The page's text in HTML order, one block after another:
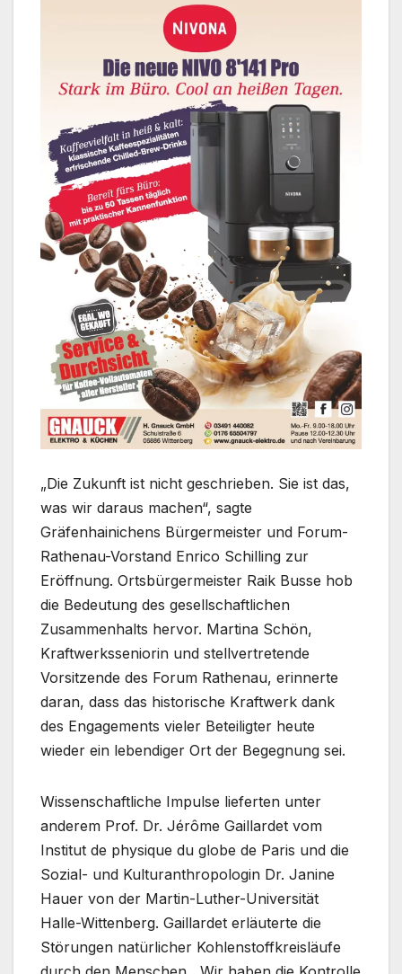
„Die Zukunft ist nicht geschrieben. Sie ist das,
was wir daraus machen“, sagte
Gräfenhainichens Bürgermeister und Forum-
Rathenau-Vorstand Enrico Schilling zur
Eröffnung. Ortsbürgermeister Raik Busse hob
die Bedeutung des gesellschaftlichen
Zusammenhalts hervor. Martina Schön,
Kraftwerksseniorin und stellvertretende
Vorsitzende des Forum Rathenau, erinnerte
daran, dass das historische Kraftwerk dank
des Engagements vieler Beteiligter heute
wieder ein lebendiger Ort der Begegnung sei.
Wissenschaftliche Impulse lieferten unter
anderem Prof. Dr. Jérôme Gaillardet vom
Institut de physique du globe de Paris und die
Sozial- und Kulturanthropologin Dr. Janine
Hauer von der Martin-Luther-Universität
Halle-Wittenberg. Gaillardet erläuterte die
Störungen natürlicher Kohlenstoffkreisläufe